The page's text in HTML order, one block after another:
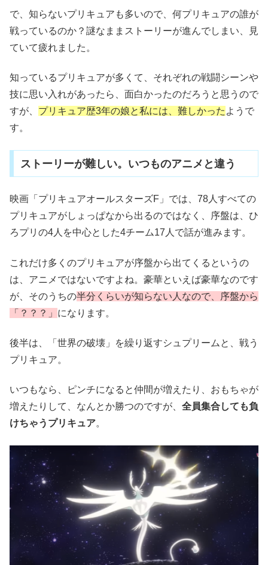
で、知らないプリキュアも多いので、何プリキュアの誰が
戦っているのか？謎なままストーリーが進んでしまい、見
ていて疲れました。
知っているプリキュアが多くて、それぞれの戦闘シーンや
技に思い入れがあったら、面白かったのだろうと思うので
すが、 プリキュア歴3年の娘と私には、難しかった ようで
す。
ストーリーが難しい。いつものアニメと違う
映画「プリキュアオールスターズF」では、78人すべての
プリキュアがしょっぱなから出るのではなく、序盤は、ひ
ろプリの4人を中心とした4チーム17人で話が進みます。
これだけ多くのプリキュアが序盤から出てくるというの
は、アニメではないですよね。豪華といえば豪華なのです
が、そのうちの半分くらいが知らない人なので、序盤から
「？？？」 になります。
後半は、「世界の破壊」を繰り返すシュプリームと、戦う
プリキュア。
いつもなら、ピンチになると仲間が増えたり、おもちゃが
増えたりして、なんとか勝つのですが、 全員集合しても負
けちゃうプリキュア。